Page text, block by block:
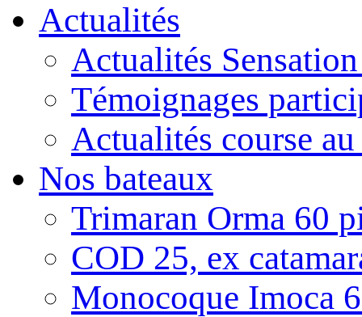
Actualités
Actualités
Témoignages
Actualités course
Nos bateaux
Trimaran Orma 60
COD 25, ex
Monocoque Imoca